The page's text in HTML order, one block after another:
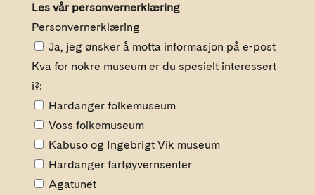
Les vår personvernerklæring
Personvernerklæring
Ja, jeg ønsker å motta informasjon på e-post
Kva for nokre museum er du spesielt interessert
i?:
Hardanger folkemuseum
Voss folkemuseum
Kabuso og Ingebrigt Vik museum
Hardanger fartøyvernsenter
Agatunet